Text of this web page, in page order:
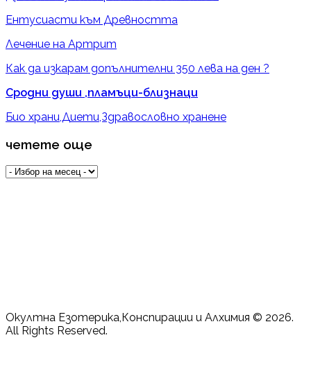
Ентусиасти към Древността
Лечение на Артрит
Как да изкарам допълнителни 350 лева на ден ?
Сродни души ,пламъци-близнаци
Био храни,Диети,Здравословно хранене
четете още
четете
Окултна Езотерика,Конспирации и Алхимия © 2026.
All Rights Reserved.